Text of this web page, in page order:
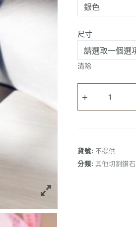
尺寸
清除
臂
公
單
鑽
貨號: 不提供
分類: 其他切割鑽石